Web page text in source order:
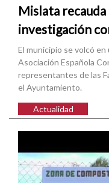
Mislata
investigación
El municipio se volcó en
Asociación Española
representantes de las
el Ayuntamiento.
Actualidad